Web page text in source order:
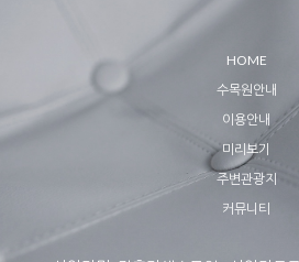
HOME
수목원안내
이용안내
미리보기
주변관광지
커뮤니티